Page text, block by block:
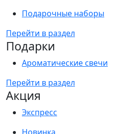
Подарочные наборы
Перейти в раздел
Подарки
Ароматические свечи
Перейти в раздел
Акция
Экспресс